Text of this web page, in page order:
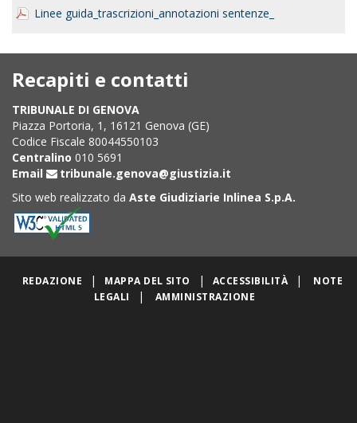
Linee guida_trascrizioni_annotazioni sentenze_
Recapiti e contatti
TRIBUNALE DI GENOVA
Piazza Portoria, 1, 16121 Genova (GE)
Codice Fiscale 80044550103
Centralino 010 5691
Email
tribunale.genova@giustizia.it
Sito web realizzato da Aste Giudiziarie Inlinea S.p.A.
REDAZIONE | MAPPA DEL SITO | ACCESSIBILITÀ |
NOTE
LEGALI
| AMMINISTRAZIONE